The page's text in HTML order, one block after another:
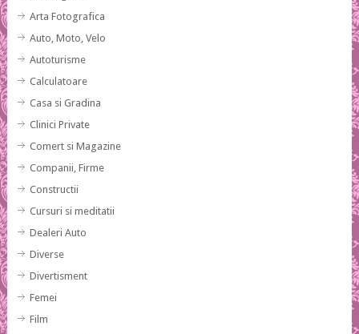
Arta Fotografica
Auto, Moto, Velo
Autoturisme
Calculatoare
Casa si Gradina
Clinici Private
Comert si Magazine
Companii, Firme
Constructii
Cursuri si meditatii
Dealeri Auto
Diverse
Divertisment
Femei
Film